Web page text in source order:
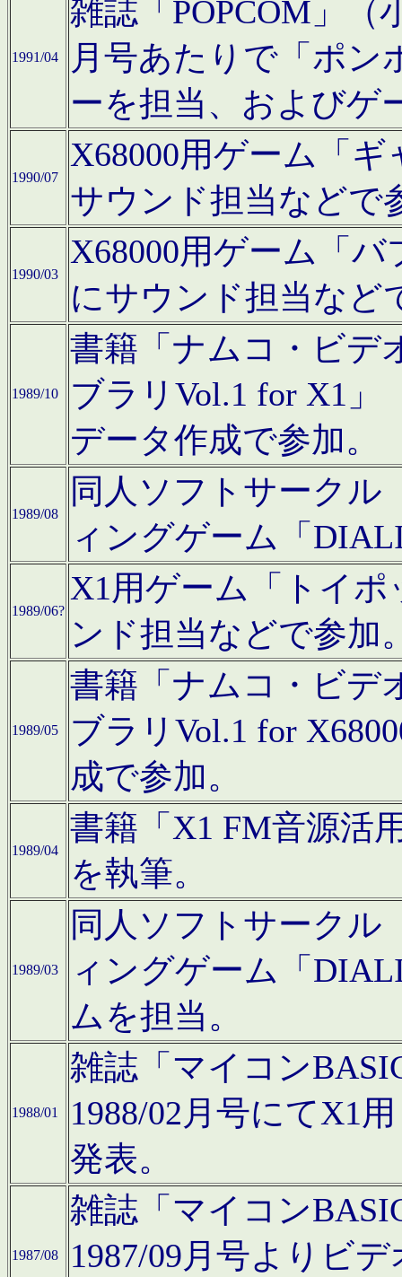
1991/04
雑誌「POPCOM」（
月号あたりで「ポン
ーを担当、およびゲ
1990/07
X68000用ゲーム「
サウンド担当などで
1990/03
X68000用ゲーム「
にサウンド担当など
1989/10
書籍「ナムコ・ビデ
ブラリVol.1 for X1」
データ作成で参加。
1989/08
同人ソフトサークル
ィングゲーム「
1989/06?
X1用ゲーム「トイ
ンド担当などで参加
1989/05
書籍「ナムコ・ビデ
ブラリVol.1 for
成で参加。
1989/04
書籍「X1 FM音源活
を執筆。
1989/03
同人ソフトサークル
ィングゲーム「
ムを担当。
1988/01
雑誌「マイコン
1988/02月号にてX1
発表。
1987/08
雑誌「マイコン
1987/09月号よりビ